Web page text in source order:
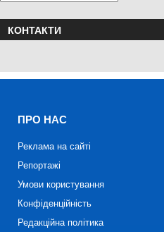
КОНТАКТИ
ПРО НАС
Реклама на сайті
Репортажі
Умови користування
Конфіденційність
Редакційна політика